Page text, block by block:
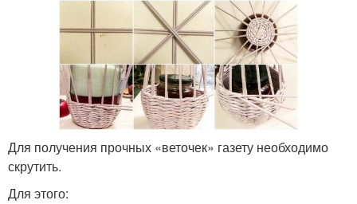
Материал для кашпо Красивые кашпо
Кашпо из веревки
Кашпо для комнатных
цветов
Для получения прочных «веточек» газету необходимо
скрутить.
Для этого: